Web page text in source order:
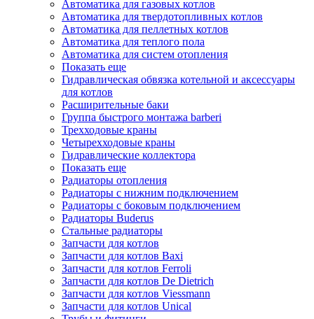
Автоматика для газовых котлов
Автоматика для твердотопливных котлов
Автоматика для пеллетных котлов
Автоматика для теплого пола
Автоматика для систем отопления
Показать еще
Гидравлическая обвязка котельной и аксессуары
для котлов
Расширительные баки
Группа быстрого монтажа barberi
Трехходовые краны
Четырехходовые краны
Гидравлические коллектора
Показать еще
Радиаторы отопления
Радиаторы с нижним подключением
Радиаторы с боковым подключением
Радиаторы Buderus
Стальные радиаторы
Запчасти для котлов
Запчасти для котлов Baxi
Запчасти для котлов Ferroli
Запчасти для котлов De Dietrich
Запчасти для котлов Viessmann
Запчасти для котлов Unical